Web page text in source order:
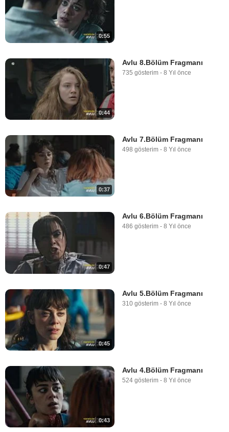
0:55
0:44
Avlu 8.Bölüm Fragmanı
735 gösterim - 8 Yıl önce
0:37
Avlu 7.Bölüm Fragmanı
498 gösterim - 8 Yıl önce
0:47
Avlu 6.Bölüm Fragmanı
486 gösterim - 8 Yıl önce
0:45
Avlu 5.Bölüm Fragmanı
310 gösterim - 8 Yıl önce
0:43
Avlu 4.Bölüm Fragmanı
524 gösterim - 8 Yıl önce